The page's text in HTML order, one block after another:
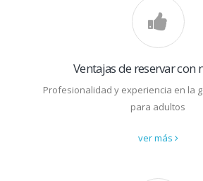
Ventajas de reservar con
Profesionalidad y experiencia en la
para adultos
ver más